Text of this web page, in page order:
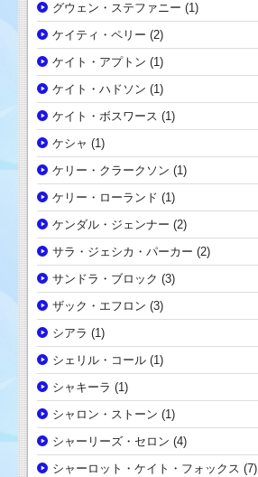
グウェン・ステファニー (1)
ケイティ・ペリー (2)
ケイト・アプトン (1)
ケイト・ハドソン (1)
ケイト・ボスワース (1)
ケシャ (1)
ケリー・クラークソン (1)
ケリー・ローランド (1)
ケンダル・ジェンナー (2)
サラ・ジェシカ・パーカー (2)
サンドラ・ブロック (3)
ザック・エフロン (3)
シアラ (1)
シェリル・コール (1)
シャキーラ (1)
シャロン・ストーン (1)
シャーリーズ・セロン (4)
シャーロット・ケイト・フォックス (7)